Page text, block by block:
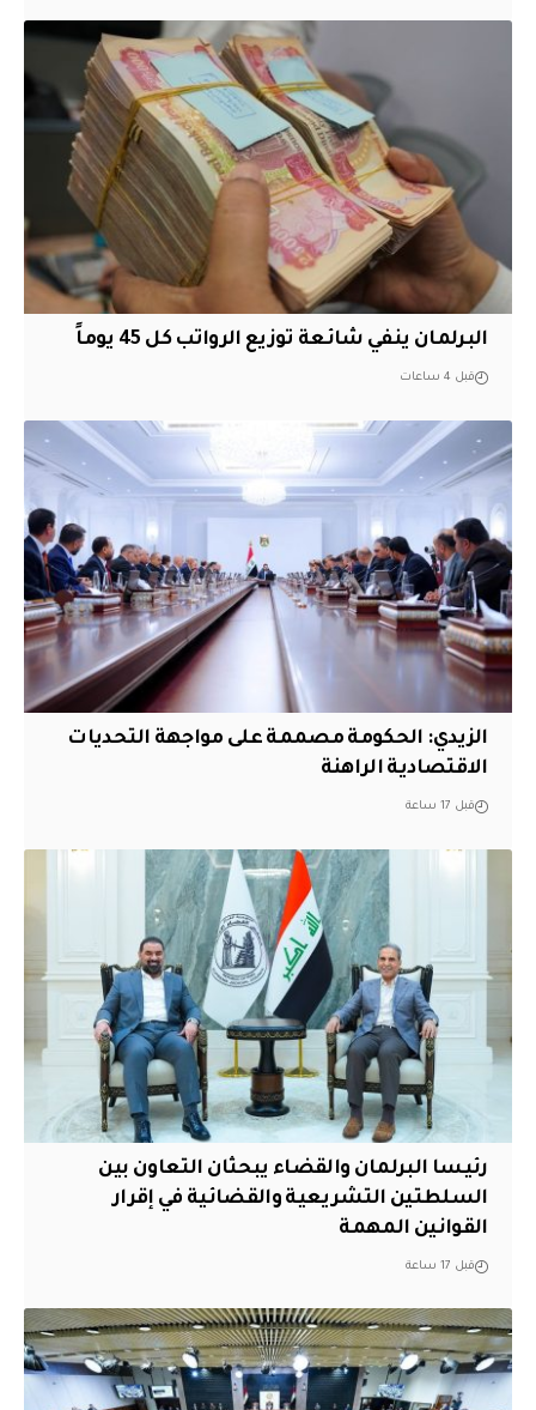
البرلمان ينفي شائعة توزيع الرواتب كل 45 يوماً
قبل 4 ساعات
الزيدي: الحكومة مصممة على مواجهة التحديات
الاقتصادية الراهنة
قبل 17 ساعة
رئيسا البرلمان والقضاء يبحثان التعاون بين
السلطتين التشريعية والقضائية في إقرار
القوانين المهمة
قبل 17 ساعة